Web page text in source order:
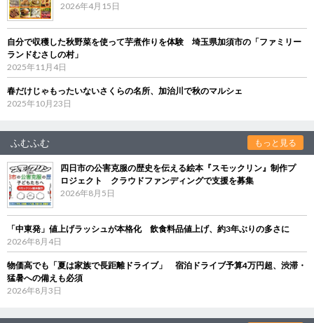
2026年4月15日
自分で収穫した秋野菜を使って芋煮作りを体験 埼玉県加須市の「ファミリー
ランドむさしの村」
2025年11月4日
春だけじゃもったいないさくらの名所、加治川で秋のマルシェ
2025年10月23日
ふむふむ もっと見る
四日市の公害克服の歴史を伝える絵本『スモックリン』制作プ
ロジェクト クラウドファンディングで支援を募集
2026年8月5日
「中東発」値上げラッシュが本格化 飲食料品値上げ、約3年ぶりの多さに
2026年8月4日
物価高でも「夏は家族で長距離ドライブ」 宿泊ドライブ予算4万円超、渋滞・
猛暑への備えも必須
2026年8月3日